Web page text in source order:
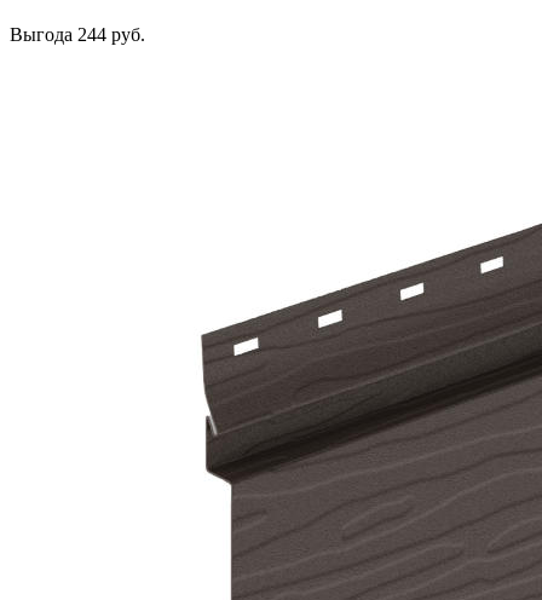
Выгода 244 руб.